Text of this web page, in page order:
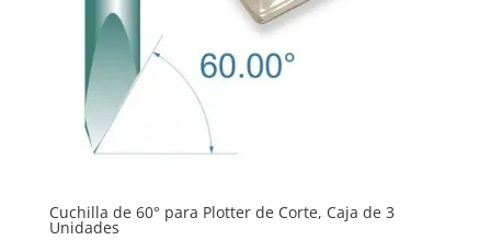
Cuchilla de 60° para Plotter de Corte, Caja de 3
Unidades